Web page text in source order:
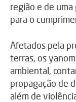
região e de
para o
Afetados pela
terras, os
ambiental,
propagação de
além de